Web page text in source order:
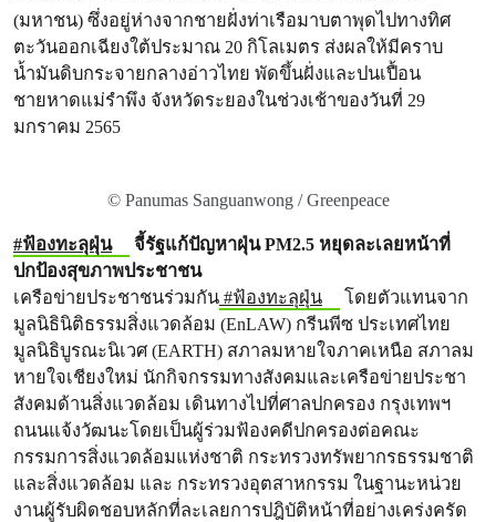
(มหาชน) ซึ่งอยู่ห่างจากชายฝั่งท่าเรือมาบตาพุดไปทางทิศ
ตะวันออกเฉียงใต้ประมาณ 20 กิโลเมตร ส่งผลให้มีคราบ
น้ำมันดิบกระจายกลางอ่าวไทย พัดขึ้นฝั่งและปนเปื้อน
ชายหาดแม่รำพึง จังหวัดระยองในช่วงเช้าของวันที่ 29
มกราคม 2565
© Panumas Sanguanwong / Greenpeace
#ฟ้องทะลุฝุ่น
จี้รัฐแก้ปัญหาฝุ่น PM2.5 หยุดละเลยหน้าที่
ปกป้องสุขภาพประชาชน
เครือข่ายประชาชนร่วมกัน #ฟ้องทะลุฝุ่น
โดยตัวแทนจาก
มูลนิธินิติธรรมสิ่งแวดล้อม (EnLAW) กรีนพีซ ประเทศไทย
มูลนิธิบูรณะนิเวศ (EARTH) สภาลมหายใจภาคเหนือ สภาลม
หายใจเชียงใหม่ นักกิจกรรมทางสังคมและเครือข่ายประชา
สังคมด้านสิ่งแวดล้อม เดินทางไปที่ศาลปกครอง กรุงเทพฯ
ถนนแจ้งวัฒนะโดยเป็นผู้ร่วมฟ้องคดีปกครองต่อคณะ
กรรมการสิ่งแวดล้อมแห่งชาติ กระทรวงทรัพยากรธรรมชาติ
และสิ่งแวดล้อม และ กระทรวงอุตสาหกรรม ในฐานะหน่วย
งานผู้รับผิดชอบหลักที่ละเลยการปฎิบัติหน้าที่อย่างเคร่งครัด